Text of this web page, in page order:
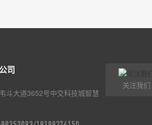
司
斗大道3652号中交科技城智慧
关注我们